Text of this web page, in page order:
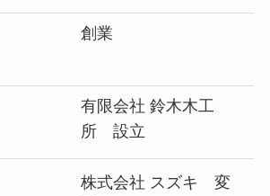
創業
有限会社 鈴木木工
所 設立
株式会社 スズキ 変